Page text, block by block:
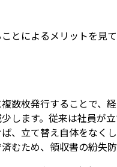
とによるメリットを見
数枚発行することで、
します。従来は社員が
、立て替え自体をなく
むため、領収書の紛失